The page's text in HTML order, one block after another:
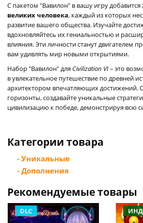
С пакетом "Вавилон" в вашу игру добавится
великих человека, каждый из которых
развитие вашего общества. Изучайте
вдохновляйтесь их гениальностью и
влияния. Эти личности станут двигателем
вам удивлять мир новыми открытиями.
Набор "Вавилон" для Civilization VI– это
в увлекательное путешествие по древней
архитектором впечатляющих достижений.
горизонты, создавайте уникальные
цивилизацию к победе, демонстрируя всю
Категории товара
- Уникальные
- Дополнения
Рекомендуемые товары
DLC